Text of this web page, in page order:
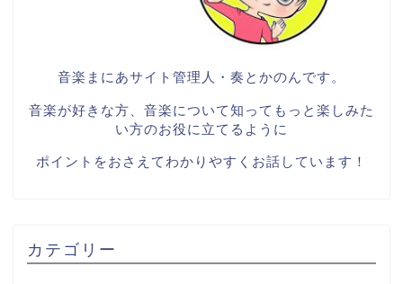
音楽まにあサイト管理人・奏とかのんです。
音楽が好きな方、音楽について知ってもっと楽しみた
い方のお役に立てるように
ポイントをおさえてわかりやすくお話しています！
カテゴリー